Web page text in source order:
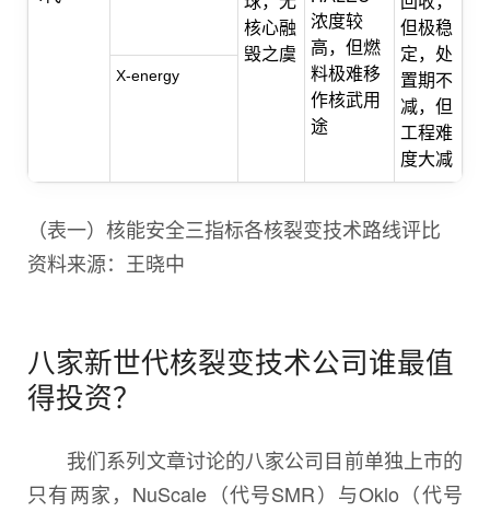
核心融
毁之虞
浓度较
高，但燃
料极难移
作核武用
途
但极稳
定，处
置期不
减，但
工程难
度大减
X-energy
（表一）核能安全三指标各核裂变技术路线评比
资料来源：王晓中
八家新世代核裂变技术公司谁最值
得投资？
我们系列文章讨论的八家公司目前单独上市的
只有两家，NuScale（代号SMR）与Oklo（代号